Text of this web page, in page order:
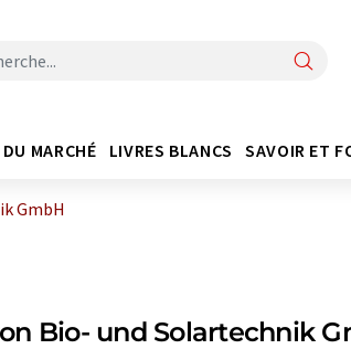
MARCHÉ LIVRES BLANCS SAVOIR ET
GmbH
Bio- und Solartechnik